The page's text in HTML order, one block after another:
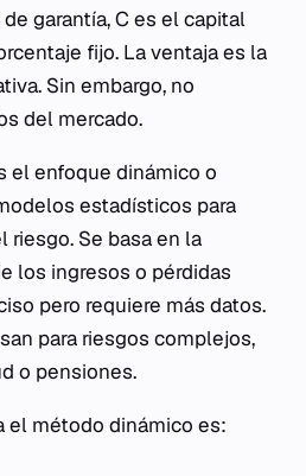
garantía,Ces el capital
fijo. La ventaja es la
Sin embargo, no
del mercado.
el enfoque dinámico o
estadísticos para
Se basa en la
los ingresos o pérdidas
pero requiere más datos.
para riesgos complejos,
o pensiones.
el método dinámico es: